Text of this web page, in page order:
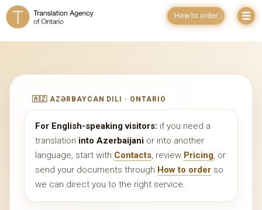
How to order
🇦🇿 AZƏRBAYCAN DILI · ONTARIO
For English-speaking visitors: if you need a
translation into Azerbaijani or into another
language, start with Contacts, review Pricing, or
send your documents through How to order so
we can direct you to the right service.